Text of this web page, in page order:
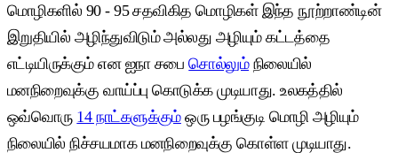
மொழிகளில் 90 - 95 சதவிகித மொழிகள் இந்த நூற்றாண்டின்
இறுதியில் அழிந்துவிடும் அல்லது அழியும் கட்டத்தை
எட்டியிருக்கும் என ஐநா சபைசொல்லும்நிலையில்
மனநிறைவுக்கு வாய்ப்பு கொடுக்க முடியாது. உலகத்தில்
ஒவ்வொரு 14 நாட்களுக்கும்ஒரு பழங்குடி மொழி அழியும்
நிலையில் நிச்சயமாக மனநிறைவுக்கு கொள்ள முடியாது.